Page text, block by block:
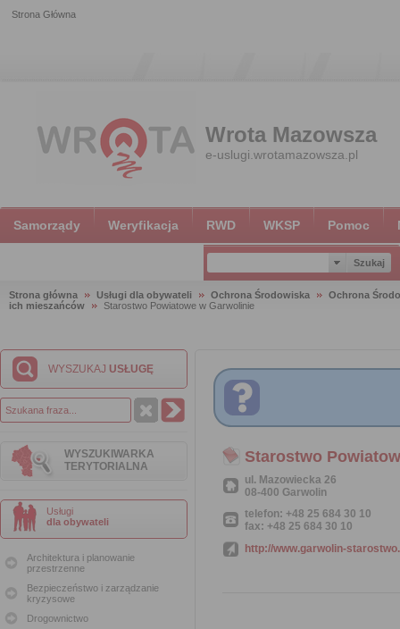
Strona Główna
Wrota Mazowsza
e-uslugi.wrotamazowsza.pl
Samorządy Weryfikacja RWD WKSP Pomoc
Strona główna Usługi dla obywateli Ochrona Środowiska
Ochrona
ich mieszańców
Starostwo Powiatowe w Garwolinie
WYSZUKAJ USŁUGĘ
WYSZUKIWARKA
TERYTORIALNA
Usługi
dla obywateli
Architektura i planowanie
przestrzenne
Bezpieczeństwo i zarządzanie
kryzysowe
Drogownictwo
Starostwo
ul. Mazowiecka 26
08-400 Garwolin
telefon: +48 25 684 30 10
fax: +48 25 684 30 10
http://www.garwolin-